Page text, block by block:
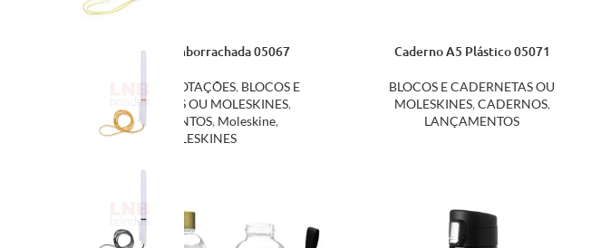
Caderneta Emborrachada 05067
BLOCO DE ANOTAÇÕES, BLOCOS E
CADERNETAS OU MOLESKINES,
LANÇAMENTOS, Moleskine,
MOLESKINES
Caderno A5 Plástico 05071
BLOCOS E CADERNETAS OU
MOLESKINES, CADERNOS,
LANÇAMENTOS